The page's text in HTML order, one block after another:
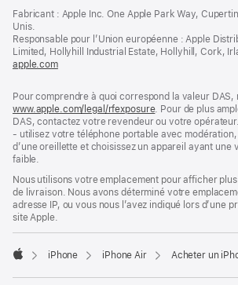
Fabricant : Apple Inc. One Apple Park Way,
Unis.
Responsable pour l’Union européenne : Apple
Limited, Hollyhill Industrial Estate, Hollyhill, Cork,
apple.com(s’ouvre
nouvelle
fenêtre)
Pour comprendre à quoi correspond la valeur DAS,
www.apple.com/legal/rfexposure. Pour de plus
DAS, contactez votre revendeur ou votre
- utilisez votre téléphone portable avec modération,
d’une oreillette et choisissez un appareil ayant une
faible.
Nous utilisons votre emplacement pour afficher
de livraison. Nous avons déterminé votre
adresse IP, ou vous nous l’avez indiqué lors d’une
site Apple.
iPhone iPhone Air Acheter un